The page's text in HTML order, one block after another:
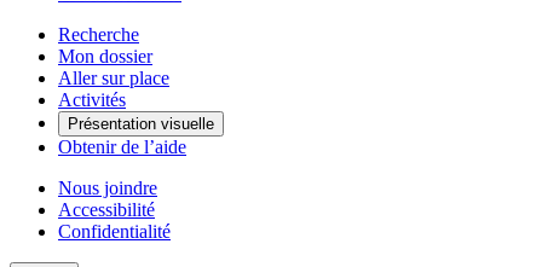
Recherche
Mon dossier
Aller sur place
Activités
Présentation visuelle
Obtenir de l’aide
Nous joindre
Accessibilité
Confidentialité